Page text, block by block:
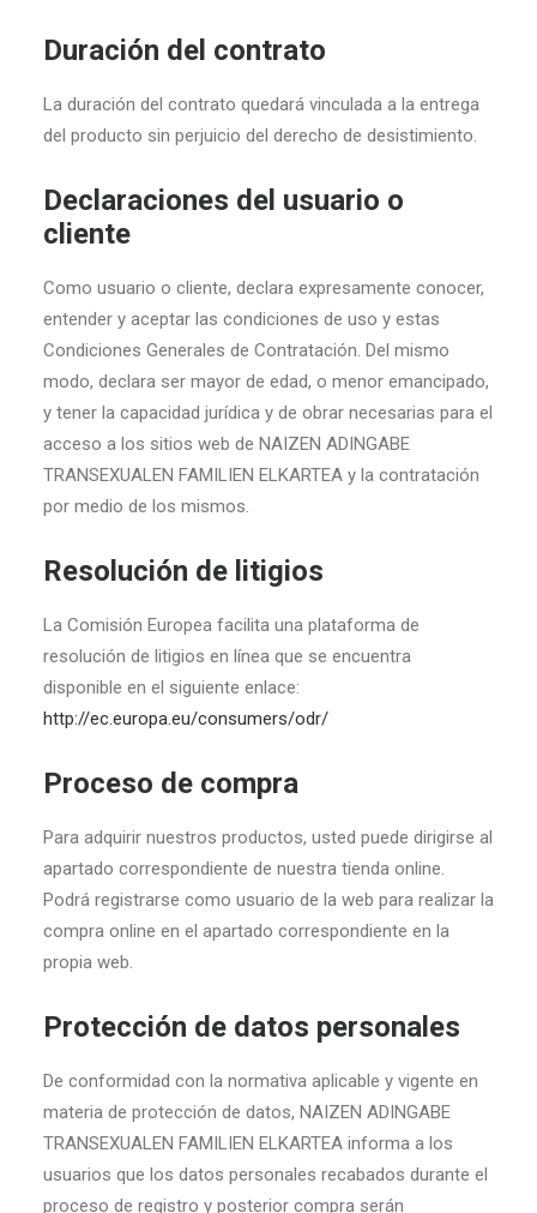
Duración del contrato
La duración del contrato quedará vinculada a la entrega
del producto sin perjuicio del derecho de desistimiento.
Declaraciones del usuario o
cliente
Como usuario o cliente, declara expresamente conocer,
entender y aceptar las condiciones de uso y estas
Condiciones Generales de Contratación. Del mismo
modo, declara ser mayor de edad, o menor emancipado,
y tener la capacidad jurídica y de obrar necesarias para el
acceso a los sitios web de NAIZEN ADINGABE
TRANSEXUALEN FAMILIEN ELKARTEA y la contratación
por medio de los mismos.
Resolución de litigios
La Comisión Europea facilita una plataforma de
resolución de litigios en línea que se encuentra
disponible en el siguiente enlace:
http://ec.europa.eu/consumers/odr/
Proceso de compra
Para adquirir nuestros productos, usted puede dirigirse al
apartado correspondiente de nuestra tienda online.
Podrá registrarse como usuario de la web para realizar la
compra online en el apartado correspondiente en la
propia web.
Protección de datos personales
De conformidad con la normativa aplicable y vigente en
materia de protección de datos, NAIZEN ADINGABE
TRANSEXUALEN FAMILIEN ELKARTEA informa a los
usuarios que los datos personales recabados durante el
proceso de registro y posterior compra serán